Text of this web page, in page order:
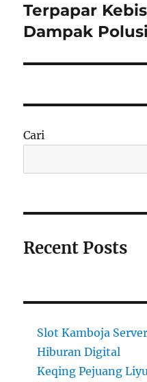
post:
Terpapar
Dampak
Cari
Recent Posts
Slot Kamboja
Hiburan Digital
Keqing Pejuang